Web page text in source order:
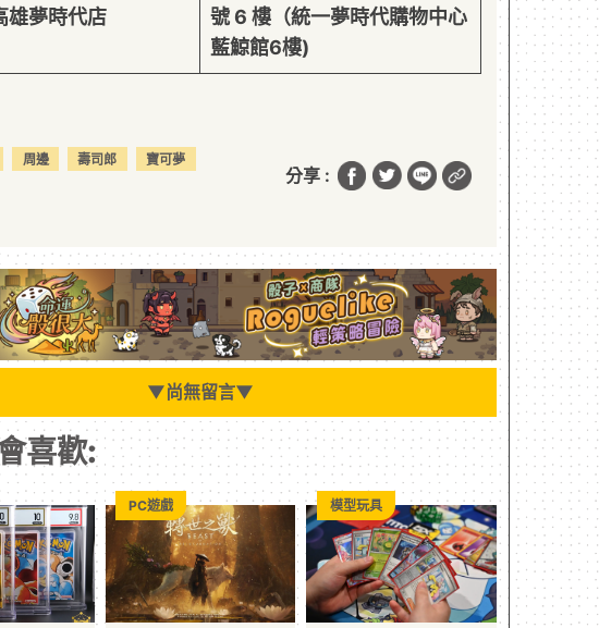
雄夢時代店
號 6 樓（統一夢時代購物中心
藍鯨館6樓)
周邊 壽司郎
寶可夢
分享 :
▼尚無留言▼
喜歡:
PC遊戲 模型玩具